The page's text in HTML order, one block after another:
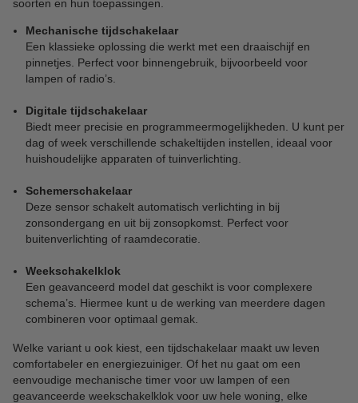
soorten en hun toepassingen.
Mechanische tijdschakelaar
Een klassieke oplossing die werkt met een draaischijf en
pinnetjes. Perfect voor binnengebruik, bijvoorbeeld voor
lampen of radio’s.
Digitale tijdschakelaar
Biedt meer precisie en programmeermogelijkheden. U kunt per
dag of week verschillende schakeltijden instellen, ideaal voor
huishoudelijke apparaten of tuinverlichting.
Schemerschakelaar
Deze sensor schakelt automatisch verlichting in bij
zonsondergang en uit bij zonsopkomst. Perfect voor
buitenverlichting of raamdecoratie.
Weekschakelklok
Een geavanceerd model dat geschikt is voor complexere
schema’s. Hiermee kunt u de werking van meerdere dagen
combineren voor optimaal gemak.
Welke variant u ook kiest, een tijdschakelaar maakt uw leven
comfortabeler en energiezuiniger. Of het nu gaat om een
eenvoudige mechanische timer voor uw lampen of een
geavanceerde weekschakelklok voor uw hele woning, elke